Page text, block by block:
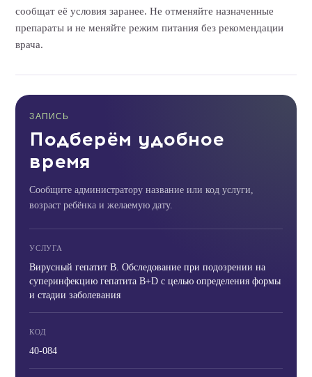
сообщат её условия заранее. Не отменяйте назначенные
препараты и не меняйте режим питания без рекомендации
врача.
ЗАПИСЬ
Подберём удобное
время
Сообщите администратору название или код услуги,
возраст ребёнка и желаемую дату.
УСЛУГА
Вирусный гепатит В. Обследование при подозрении на
суперинфекцию гепатита В+D с целью определения формы
и стадии заболевания
КОД
40-084